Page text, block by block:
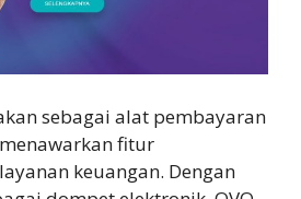
sebagai alat pembayaran
fitur
keuangan. Dengan